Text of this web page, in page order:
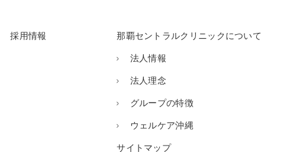
採用情報 那覇セントラルクリニックについて
法人情報
法人理念
グループの特徴
ウェルケア沖縄
サイトマップ